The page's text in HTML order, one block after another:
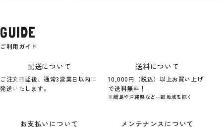
GUIDE
ご利用ガイド
配送について
ご注文確認後、通常3営業日以内に
発送いたします。
送料について
10,000円（税込）以上お買い上げ
で送料無料！
※離島や沖縄県など一部地域を除く
お支払いについて メンテナンスについて